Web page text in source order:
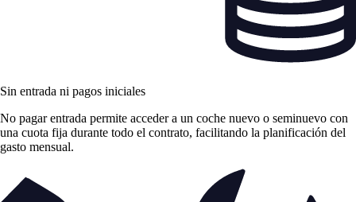
Sin entrada ni pagos iniciales
No pagar entrada permite acceder a un coche nuevo o seminuevo con
una cuota fija durante todo el contrato, facilitando la planificación del
gasto mensual.